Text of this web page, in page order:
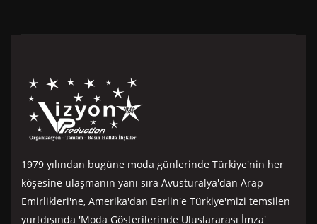
1979 yılından bugüne moda günlerinde Türkiye'nin her
köşesine ulaşmanın yanı sıra Avusturalya'dan Arap
Emirlikleri'ne, Amerika'dan Berlin'e Türkiye'mizi temsilen
yurtdışında 'Moda Gösterilerinde Uluslararası İmza'